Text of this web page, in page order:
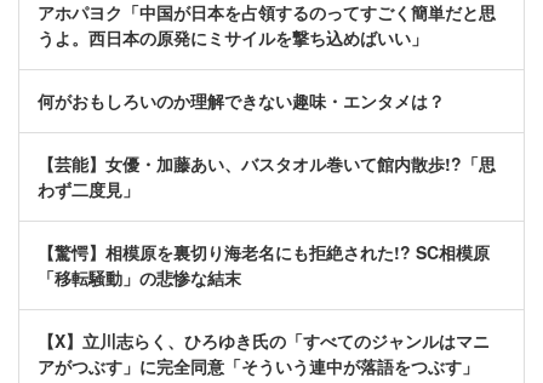
アホパヨク「中国が日本を占領するのってすごく簡単だと思
うよ。西日本の原発にミサイルを撃ち込めばいい」
何がおもしろいのか理解できない趣味・エンタメは？
【芸能】女優・加藤あい、バスタオル巻いて館内散歩!?「思
わず二度見」
【驚愕】相模原を裏切り海老名にも拒絶された!? SC相模原
「移転騒動」の悲惨な結末
【X】立川志らく、ひろゆき氏の「すべてのジャンルはマニ
アがつぶす」に完全同意「そういう連中が落語をつぶす」